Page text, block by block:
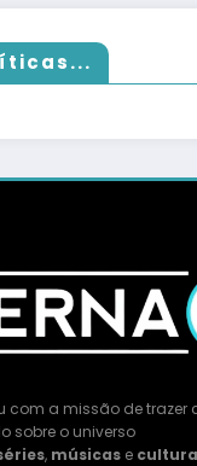
com a missão de trazer
sobre o universo
, músicas e